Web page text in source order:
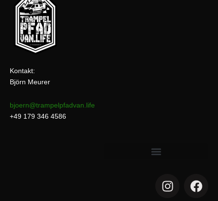
Kontakt:
Björn Meurer
bjoern@trampelpfadvan.life
+49 179 346 4586
I
n
F
a